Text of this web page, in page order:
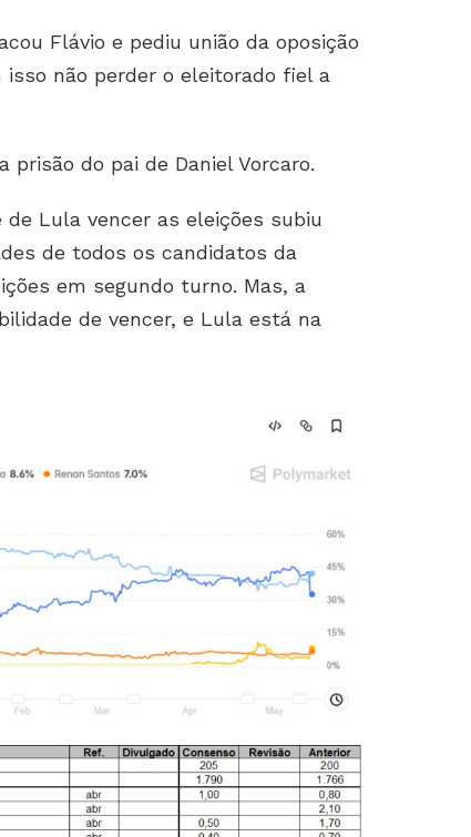
Flávio e pediu união da oposição
não perder o eleitorado fiel a
do pai de Daniel Vorcaro.
Lula vencer as eleições subiu
de todos os candidatos da
em segundo turno. Mas, a
de vencer, e Lula está na